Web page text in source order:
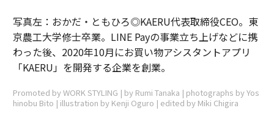
写真左：おかだ・ともひろ◎KAERU代表取締役CEO。東
京農工大学修士卒業。LINE Payの事業立ち上げなどに携
わった後、2020年10月にお買い物アシスタントアプリ
「KAERU」を開発する企業を創業。
Promoted by WORK STYLING | by Rumi Tanaka | photographs by Yos
hinobu Bito | illustration by Kenji Oguro | edited by Miki Chigira